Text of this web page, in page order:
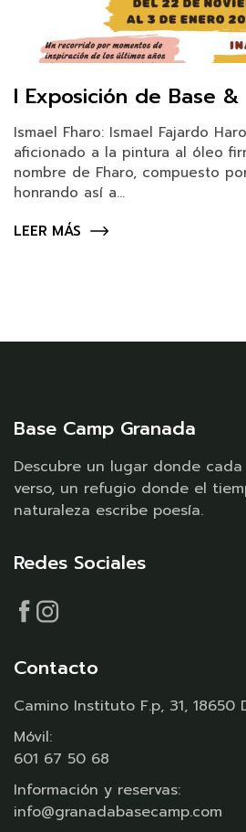
I Exposición de Base
Ismael Fharo: Ismael Fajardo
aficionado a la pintura al óleo
nombre de Fharo, compuesto
honrando así a...
LEER MÁS
Base Camp Granada
Descubre un lugar donde
verso, un refugio donde el
naturaleza escribe poesía.
Redes Sociales
Contacto
Camino Instituto F.p, 31, 18650
Móvil:
601 67 50 68
Información y reservas:
info@granadabasecamp.com